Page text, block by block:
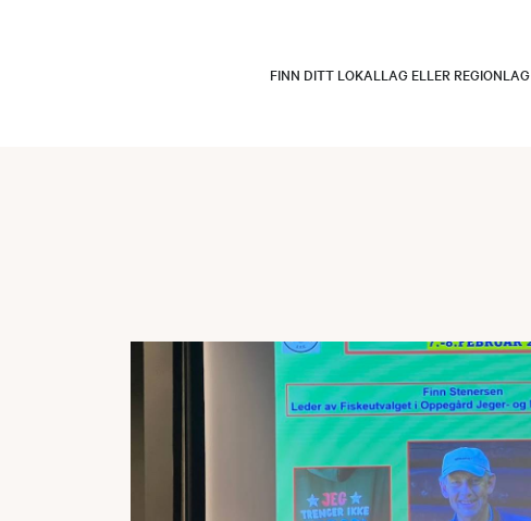
FINN DITT LOKALLAG ELLER REGIONLAG